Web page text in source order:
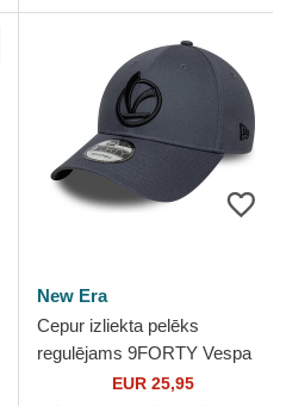
New Era
Cepur izliekta pelēks
regulējams 9FORTY Vespa
Piaggio no New Era
EUR 25,95